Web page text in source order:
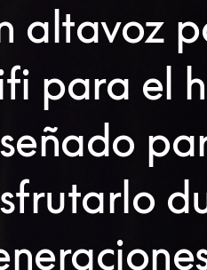
altavoz
para el